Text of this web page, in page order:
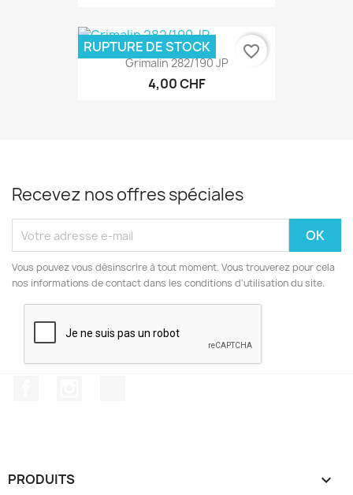
Grimalin 282/190 JP
4,00 CHF
RUPTURE DE STOCK favorite_border
Recevez nos offres spéciales
Vous pouvez vous désinscrire à tout moment. Vous trouverez pour cela
nos informations de contact dans les conditions d'utilisation du site.
PRODUITS 